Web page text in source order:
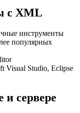
с XML
инструменты
популярных
Visual Studio, Eclipse
сервере